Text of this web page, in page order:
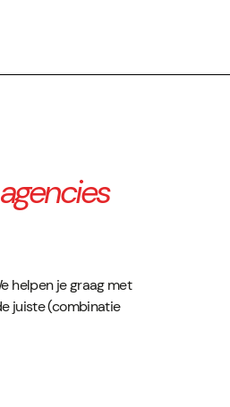
agencies
helpen je graag met
juiste (combinatie